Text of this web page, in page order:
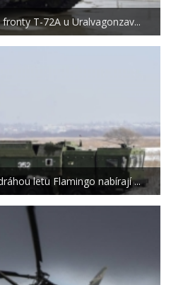
T-72A u Uralvagonzav...
letu Flamingo nabírají ...